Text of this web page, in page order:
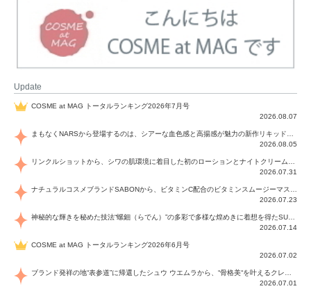
Update
COSME at MAG トータルランキング2026年7月号
2026.08.07
まもなくNARSから登場するのは、シアーな血色感と高揚感が魅力の新作リキッドブラッシュ「インセイシャブル リキッドブラッシュ」と、ゴールデンアワーに染まる空にインスピレーションを得た「アフターグロー リップシャイン」の新色！夏をハックして！
2026.08.05
リンクルショットから、シワの肌環境に着目した初のローションとナイトクリームが登場！デイリーケアで、シワ特有の肌環境を改善し、シワが目立たない肌へと導きます。
2026.07.31
ナチュラルコスメブランドSABONから、ビタミンC配合のビタミンスムージーマスク「ラディアンスマスク」と、ペパーミントにオーガニックハーブを凝縮したジェルの涼感トリートメント美容液「スカルプセラム リフレッシング」が登場！日々のデイリーケアで、過酷な猛暑で疲れた肌や頭皮をサポート、心地よくリフレッシュし、優しく肌を整えます。
2026.07.23
神秘的な輝きを秘めた技法“螺鈿（らでん）”の多彩で多様な煌めきに着想を得たSUQQUの2026 秋 カラーコレクションから登場するのは、艶然と輝くアイシャドウや偏光パールを配したフェイスカラー、繊細なパールの煌めくネイル、そしてそれらを際立てる“朧げな艶”を秘めた新リクイドリップ「ブラー リクイド リップ」。強さを秘めたまろやかな洗練の表情に。
2026.07.14
COSME at MAG トータルランキング2026年6月号
2026.07.02
ブランド発祥の地“表参道”に帰還したシュウ ウエムラから、“骨格美“を叶えるクレヨンタイプのフェイスカラー「スカルプト クレヨン」と、ブランド初のリノベーションで進化した名品アイブロウ「ハード フォーミュラ ハード 10」が登場！
2026.07.01